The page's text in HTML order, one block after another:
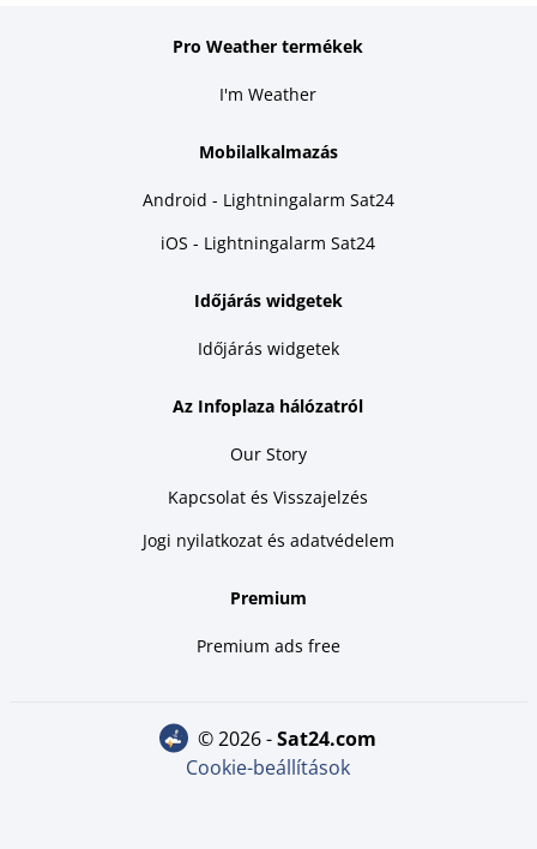
Pro Weather termékek
I'm Weather
Mobilalkalmazás
Android - Lightningalarm Sat24
iOS - Lightningalarm Sat24
Időjárás widgetek
Időjárás widgetek
Az Infoplaza hálózatról
Our Story
Kapcsolat és Visszajelzés
Jogi nyilatkozat és adatvédelem
Premium
Premium ads free
© 2026 - sat24.com
Cookie-beállítások